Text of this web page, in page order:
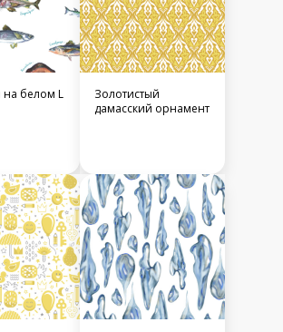
белом L
Золотистый
дамасский орнамент